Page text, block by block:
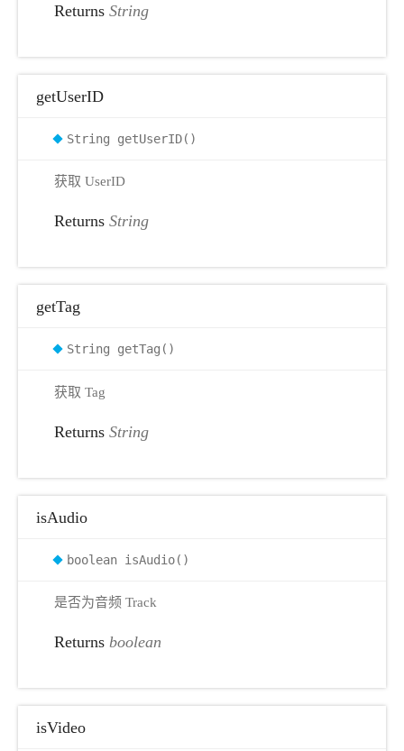
Returns String
getUserID
String getUserID()
获取 UserID
Returns String
getTag
String getTag()
获取 Tag
Returns String
isAudio
boolean isAudio()
是否为音频 Track
Returns boolean
isVideo